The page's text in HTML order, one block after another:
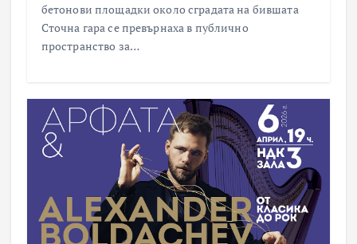
бетонови площадки около сградата на бившата
Сточна гара се превърнаха в публично
пространство за…